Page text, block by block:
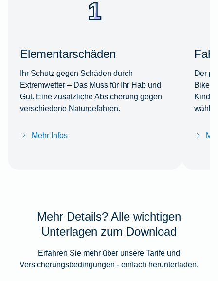
Elementarschäden
Ihr Schutz gegen Schäden durch
Extremwetter – Das Muss für Ihr Hab und
Gut. Eine zusätzliche Absicherung gegen
verschiedene Naturgefahren.
Mehr Infos
Der
Bike
Mehr Details? Alle wichtigen
Unterlagen zum Download
Erfahren Sie mehr über unsere Tarife und
Versicherungsbedingungen - einfach herunterladen.